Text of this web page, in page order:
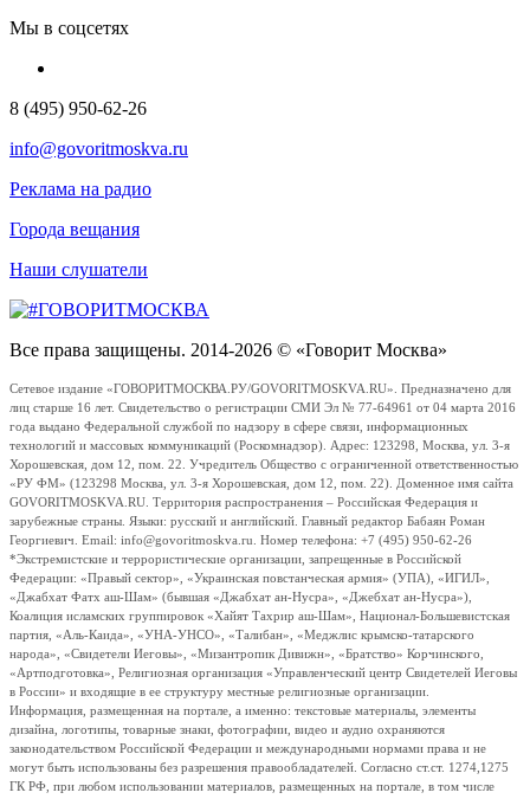
Мы в соцсетях
8 (495) 950-62-26
info@govoritmoskva.ru
Реклама на радио
Города вещания
Наши слушатели
Все права защищены. 2014-2026 © «Говорит Москва»
Сетевое издание «ГОВОРИТМОСКВА.РУ/GOVORITMOSKVA.RU». Предназначено для
лиц старше 16 лет. Свидетельство о регистрации СМИ Эл № 77-64961 от 04 марта 2016
года выдано Федеральной службой по надзору в сфере связи, информационных
технологий и массовых коммуникаций (Роскомнадзор). Адрес: 123298, Москва, ул. 3-я
Хорошевская, дом 12, пом. 22. Учредитель Общество с ограниченной ответственностью
«РУ ФМ» (123298 Москва, ул. 3-я Хорошевская, дом 12, пом. 22). Доменное имя сайта
GOVORITMOSKVA.RU. Территория распространения – Российская Федерация и
зарубежные страны. Языки: русский и английский. Главный редактор Бабаян Роман
Георгиевич. Email: info@govoritmoskva.ru. Номер телефона: +7 (495) 950-62-26
*Экстремистские и террористические организации, запрещенные в Российской
Федерации: «Правый сектор», «Украинская повстанческая армия» (УПА), «ИГИЛ»,
«Джабхат Фатх аш-Шам» (бывшая «Джабхат ан-Нусра», «Джебхат ан-Нусра»),
Коалиция исламских группировок «Хайят Тахрир аш-Шам», Национал-Большевистская
партия, «Аль-Каида», «УНА-УНСО», «Талибан», «Меджлис крымско-татарского
народа», «Свидетели Иеговы», «Мизантропик Дивижн», «Братство» Корчинского,
«Артподготовка», Религиозная организация «Управленческий центр Свидетелей Иеговы
в России» и входящие в ее структуру местные религиозные организации.
Информация, размещенная на портале, а именно: текстовые материалы, элементы
дизайна, логотипы, товарные знаки, фотографии, видео и аудио охраняются
законодательством Российской Федерации и международными нормами права и не
могут быть использованы без разрешения правообладателей. Согласно ст.ст. 1274,1275
ГК РФ, при любом использовании материалов, размещенных на портале, в том числе